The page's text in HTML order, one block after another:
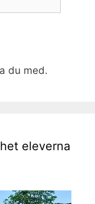
du med.
eleverna